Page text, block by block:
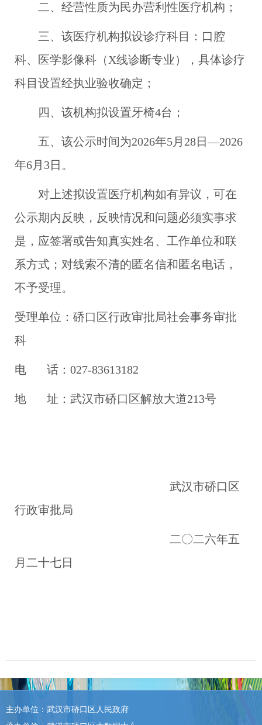
二、经营性质为民办营利性医疗机构；
三、该医疗机构拟设诊疗科目：口腔
科、医学影像科（X线诊断专业），具体诊疗
科目设置经执业验收确定；
四、该机构拟设置牙椅4台；
五、该公示时间为2026年5月28日—2026
年6月3日。
对上述拟设置医疗机构如有异议，可在
公示期内反映，反映情况和问题必须实事求
是，应签署或告知真实姓名、工作单位和联
系方式；对线索不清的匿名信和匿名电话，
不予受理。
受理单位：硚口区行政审批局社会事务审批
科
电 话：027-83613182
地 址：武汉市硚口区解放大道213号
武汉市硚口区
行政审批局
二〇二六年五
月二十七日
主办单位：武汉市硚口区人民政府